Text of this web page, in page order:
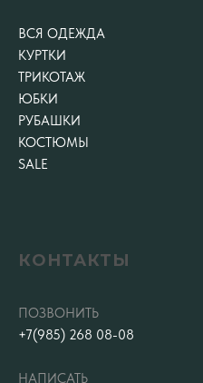
ВСЯ ОДЕЖДА
КУРТКИ
ТРИКОТАЖ
ЮБКИ
РУБАШКИ
КОСТЮМЫ
SALE
КОНТАКТЫ
ПОЗВОНИТЬ
+7(985) 268 08-08
НАПИСАТЬ